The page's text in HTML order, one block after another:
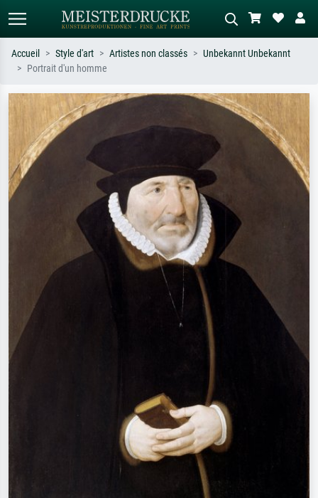
Recherchez par artiste, titre ou style –
ex. Monet, Nuit étoilée,
impressionnisme, vague de Hokusai,
Décrivez la scène – ex. prairie verte,
abstrait avec beaucoup de rouge,
tableau sombre, nu debout près d'un
Accueil Style d'art Artistes non classés
Unbekannt Unbekannt
Portrait d'un homme